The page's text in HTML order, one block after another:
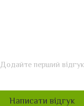
Додайте перший відгук
Написати відгук